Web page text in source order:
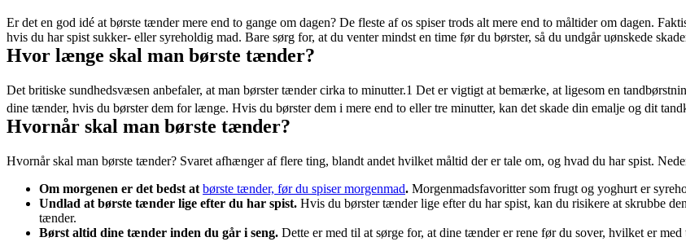
Er det en god idé at børste tænder mere end to gange om dagen? De fleste af os spiser trods alt mere end to måltider om dagen.
hvis du har spist sukker- eller syreholdig mad. Bare sørg for, at du venter mindst en time før du børster, så du undgår uønskede
Hvor længe skal man børste tænder?
Det britiske sundhedsvæsen anbefaler, at man børster tænder cirka to minutter.1 Det er vigtigt at bemærke, at ligesom en
dine tænder, hvis du børster dem for længe. Hvis du børster dem i mere end to eller tre minutter, kan det skade din emalje og dit
Hvornår skal man børste tænder?
Hvornår skal man børste tænder? Svaret afhænger af flere ting, blandt andet hvilket måltid der er tale om, og hvad du har spist.
Om morgenen er det bedst at børste tænder, før du spiser morgenmad. Morgenmadsfavoritter som frugt og yoghurt er
Undlad at børste tænder lige efter du har spist. Hvis du børster tænder lige efter du har spist, kan du risikere at skrubbe
tænder.
Børst altid dine tænder inden du går i seng. Dette er med til at sørge for, at dine tænder er rene før du sover, hvilket er